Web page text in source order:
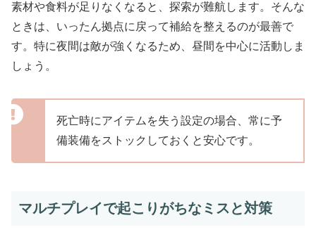
素材や食料が足りなくなると、探索が難航します。そんな
ときは、いったん拠点に戻って補給を整えるのが最善で
す。特に夜間は敵が強くなるため、昼間を中心に活動しま
しょう。
死亡時にアイテムを失う設定の場合、常に予
備装備をストックしておくと安心です。
マルチプレイで起こりがちなミスと対策